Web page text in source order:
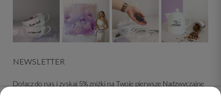
NEWSLETTER
Dołącz do nas i zyskaj 5% zniżki na Twoje pierwsze Nadzwyczajne